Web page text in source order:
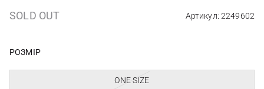
SOLD OUT Артикул: 2249602
РОЗМІР
ONE SIZE